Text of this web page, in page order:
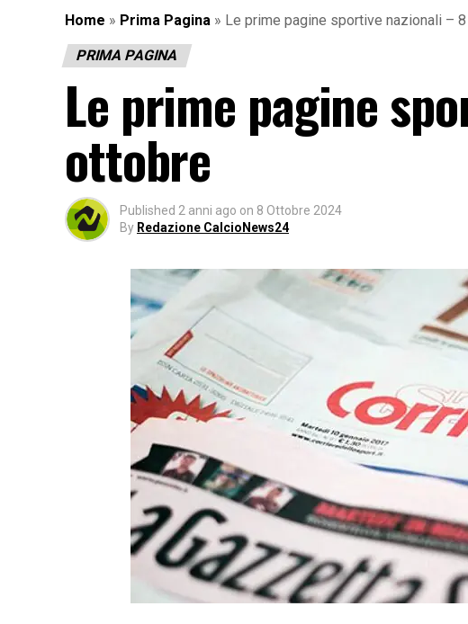
Home » Prima Pagina » Le prime pagine sportive nazionali –
PRIMA PAGINA
Le prime pagine
ottobre
Published 2 anni ago on 8 Ottobre 2024
By Redazione CalcioNews24